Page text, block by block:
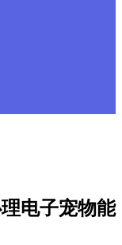
电子宠物能